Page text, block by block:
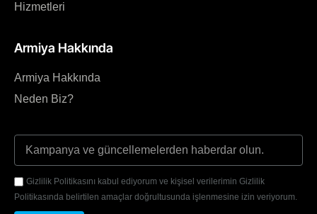
Hizmetleri
Armiya Hakkında
Armiya Hakkında
Neden Biz?
Gizlilik Politikasını kabul ediyorum ve kişisel verilerimin Gizlilik
Politikasında belirtilen amaçlar doğrultusunda işlenmesine izin veriyorum.